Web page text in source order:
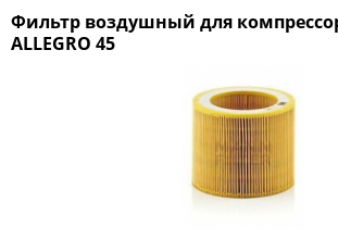
Фильтр воздушный для
ALLEGRO 45